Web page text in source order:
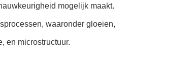
mogelijk maakt.
waaronder gloeien,
en microstructuur.